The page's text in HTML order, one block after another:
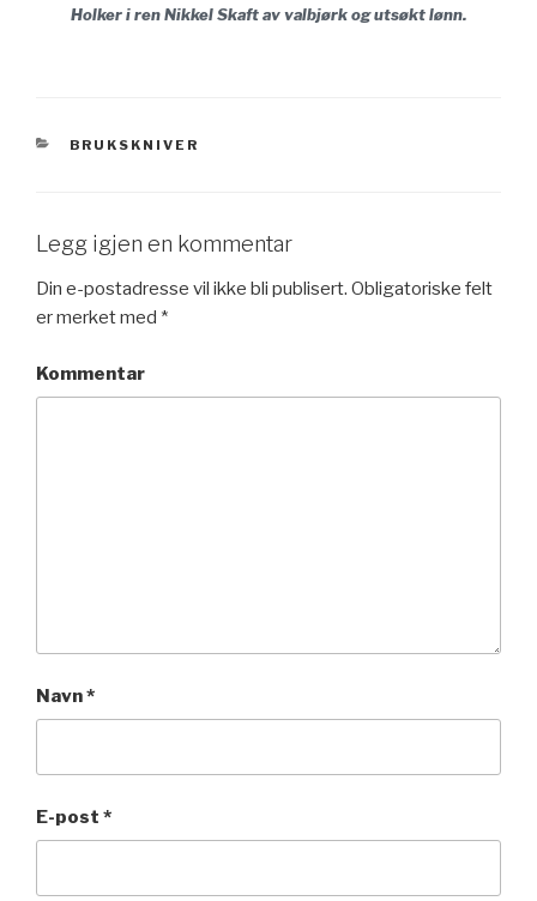
Holker i ren Nikkel Skaft av valbjørk og utsøkt lønn.
KATEGORIER
BRUKSKNIVER
Legg igjen en kommentar
Din e-postadresse vil ikke bli publisert. Obligatoriske felt
er merket med *
Kommentar
Navn*
E-post *